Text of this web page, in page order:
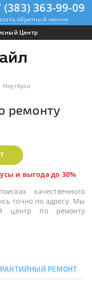
(383) 363-99-09
обратный звонок
Центр
Ноутбуки
ремонту
и выгода до 30%
качественного
точно по адресу. Мы
центр по ремонту
РЕМОНТ